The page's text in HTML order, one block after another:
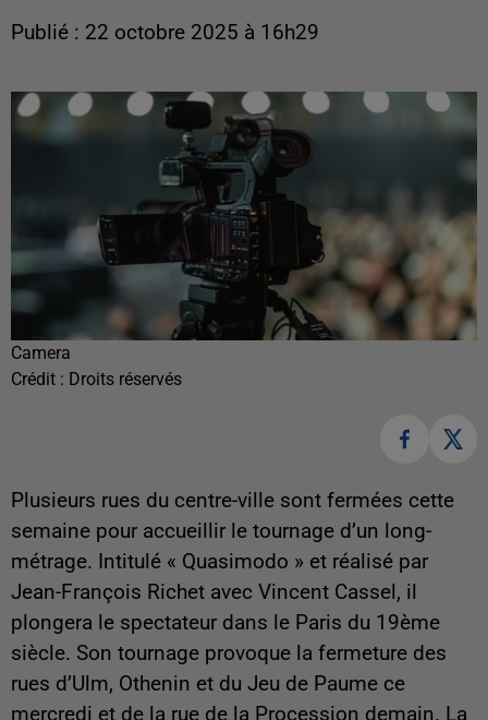
Publié : 22 octobre 2025 à 16h29
Camera
Crédit : Droits réservés
Plusieurs rues du centre-ville sont fermées cette
semaine pour accueillir le tournage d’un long-
métrage. Intitulé « Quasimodo » et réalisé par
Jean-François Richet avec Vincent Cassel, il
plongera le spectateur dans le Paris du 19ème
siècle. Son tournage provoque la fermeture des
rues d’Ulm, Othenin et du Jeu de Paume ce
mercredi et de la rue de la Procession demain. La